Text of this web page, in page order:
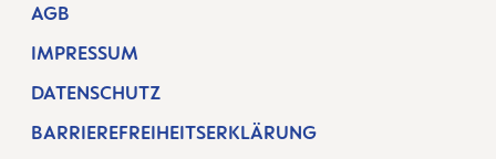
AGB
IMPRESSUM
DATENSCHUTZ
BARRIEREFREIHEITSERKLÄRUNG